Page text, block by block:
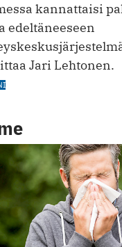
kannattaisi
edeltäneeseen
Jari Lehtonen.